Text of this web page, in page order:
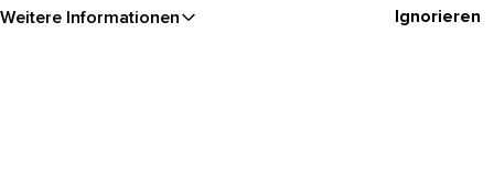
Weitere Informationen Ignorieren